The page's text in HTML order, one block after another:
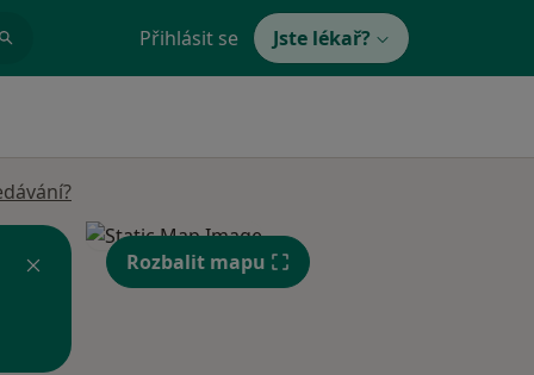
Přihlásit se Jste lékař?
Rozbalit mapu